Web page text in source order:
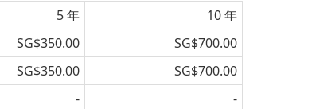
5 年
10 年
SG$350.00
SG$700.00
SG$350.00
SG$700.00
- -